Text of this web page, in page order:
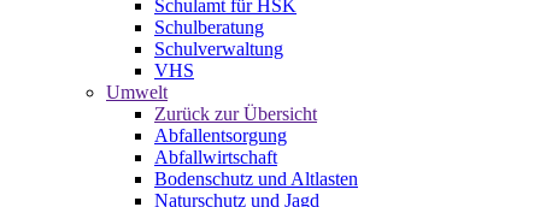
Schulamt für HSK
Schulberatung
Schulverwaltung
VHS
Umwelt
Zurück zur Übersicht
Abfallentsorgung
Abfallwirtschaft
Bodenschutz und Altlasten
Naturschutz und Jagd